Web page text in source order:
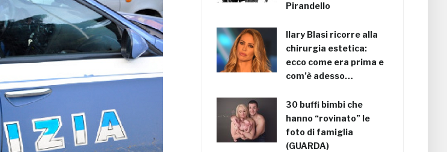
Pirandello
Ilary Blasi ricorre alla
chirurgia estetica:
ecco come era prima e
com’è adesso…
30 buffi bimbi che
hanno “rovinato” le
foto di famiglia
(GUARDA)